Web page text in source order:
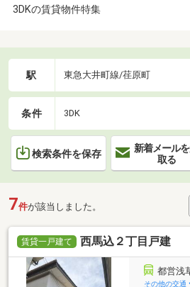
3DKの賃貸物件特集
駅 東急大井町線/荏原町
条件 3DK
検索条件を保存
新着メール
取る
7件が該当しました。
賃貸一戸建て 西馬込２丁目戸建
都営浅
その他の交通